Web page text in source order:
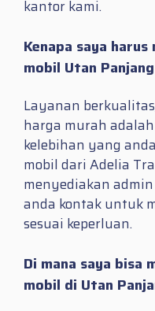
kantor kami.
Kenapa saya
mobil Utan
Layanan
harga murah
kelebihan yang
mobil dari Adelia
menyediakan
anda kontak untuk
sesuai keperluan.
Di mana saya bisa
mobil di Utan